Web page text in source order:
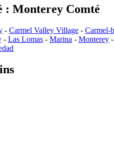
: Monterey Comté
- Carmel Valley Village - Carmel-
- Las Lomas - Marina - Monterey